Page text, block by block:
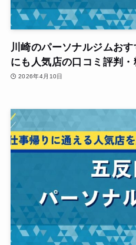
川崎のパーソナルジムお
にも人気店の口コミ評判
2026年4月10日